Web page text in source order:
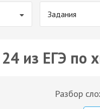
Задания
из ЕГЭ по
Разбор